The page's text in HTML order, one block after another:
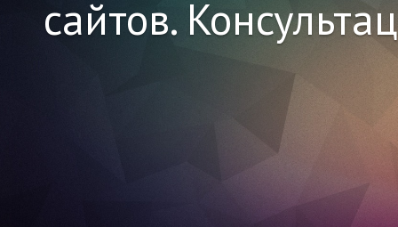
сайтов.